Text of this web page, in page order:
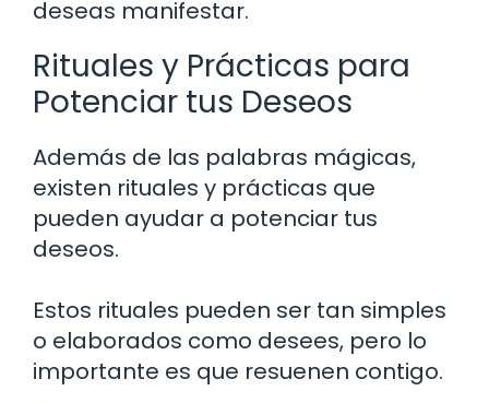
deseas manifestar.
Rituales y Prácticas para
Potenciar tus Deseos
Además de las palabras mágicas,
existen rituales y prácticas que
pueden ayudar a potenciar tus
deseos.
Estos rituales pueden ser tan simples
o elaborados como desees, pero lo
importante es que resuenen contigo.